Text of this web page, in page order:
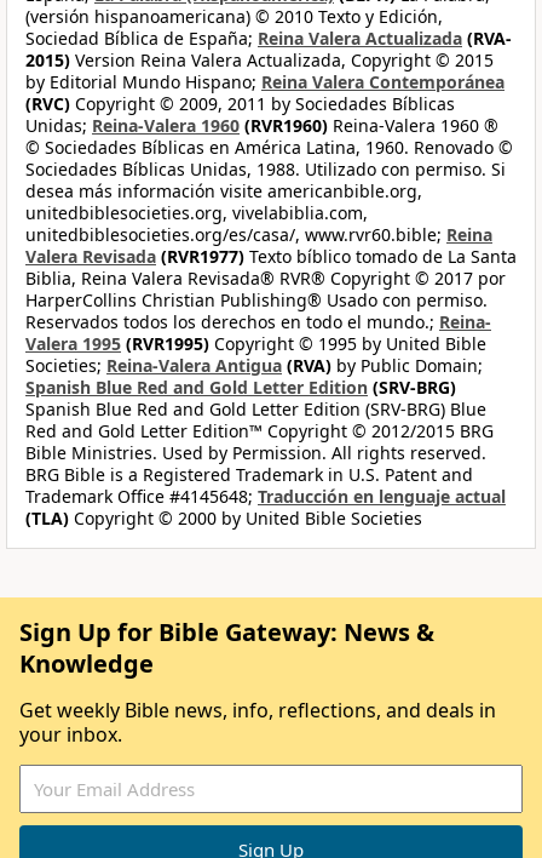
(versión hispanoamericana) © 2010 Texto y Edición,
Sociedad Bíblica de España; Reina Valera Actualizada (RVA-
2015) Version Reina Valera Actualizada, Copyright © 2015
by Editorial Mundo Hispano; Reina Valera Contemporánea
(RVC) Copyright © 2009, 2011 by Sociedades Bíblicas
Unidas; Reina-Valera 1960 (RVR1960) Reina-Valera 1960 ®
© Sociedades Bíblicas en América Latina, 1960. Renovado ©
Sociedades Bíblicas Unidas, 1988. Utilizado con permiso. Si
desea más información visite americanbible.org,
unitedbiblesocieties.org, vivelabiblia.com,
unitedbiblesocieties.org/es/casa/, www.rvr60.bible; Reina
Valera Revisada (RVR1977) Texto bíblico tomado de La Santa
Biblia, Reina Valera Revisada® RVR® Copyright © 2017 por
HarperCollins Christian Publishing® Usado con permiso.
Reservados todos los derechos en todo el mundo.; Reina-
Valera 1995 (RVR1995) Copyright © 1995 by United Bible
Societies; Reina-Valera Antigua (RVA) by Public Domain;
Spanish Blue Red and Gold Letter Edition (SRV-BRG)
Spanish Blue Red and Gold Letter Edition (SRV-BRG) Blue
Red and Gold Letter Edition™ Copyright © 2012/2015 BRG
Bible Ministries. Used by Permission. All rights reserved.
BRG Bible is a Registered Trademark in U.S. Patent and
Trademark Office #4145648; Traducción en lenguaje actual
(TLA) Copyright © 2000 by United Bible Societies
Sign Up for Bible Gateway: News &
Knowledge
Get weekly Bible news, info, reflections, and deals in
your inbox.